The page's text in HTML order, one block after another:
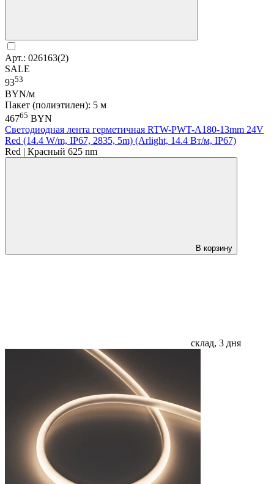
Арт.: 026163(2)
SALE
9353
BYN/м
Пакет (полиэтилен): 5 м
46765 BYN
Светодиодная лента герметичная RTW-PWT-A180-13mm 24V
Red (14.4 W/m, IP67, 2835, 5m) (Arlight, 14.4 Вт/м, IP67)
Red | Красный 625 nm
В корзину
склад, 3 дня